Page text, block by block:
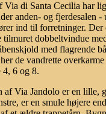
Via di Santa Cecilia har
anden- og fjerdesalen
ind til forretninger.
dobbeltvindue
med flagrende
de vandrette
4, 6 og 8.
af Via Jandolo er en lille,
er en smule højere